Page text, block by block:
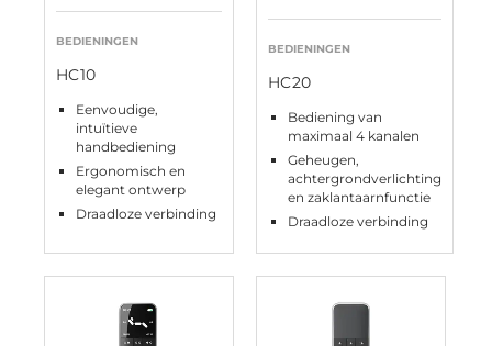
BEDIENINGEN
HC10
Eenvoudige,
intuïtieve
handbediening
Ergonomisch en
elegant ontwerp
Draadloze verbinding
BEDIENINGEN
HC20
Bediening van
maximaal 4 kanalen
Geheugen,
achtergrondverlichting
en zaklantaarnfunctie
Draadloze verbinding